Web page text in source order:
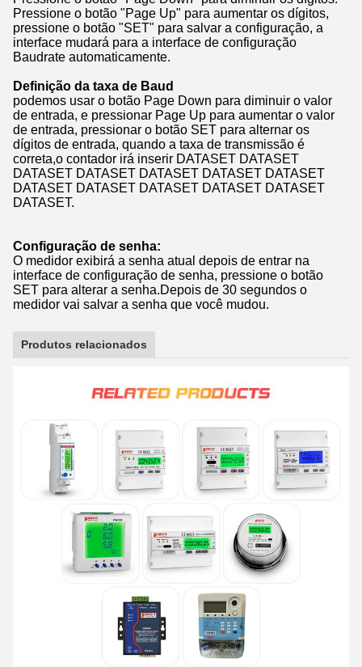
Pressione o botão "Page Up" para aumentar os dígitos,
pressione o botão "SET" para salvar a configuração, a
interface mudará para a interface de configuração
Baudrate automaticamente.
Definição da taxa de Baud
podemos usar o botão Page Down para diminuir o valor
de entrada, e pressionar Page Up para aumentar o valor
de entrada, pressionar o botão SET para alternar os
dígitos de entrada, quando a taxa de transmissão é
correta,o contador irá inserir DATASET DATASET
DATASET DATASET DATASET DATASET DATASET
DATASET DATASET DATASET DATASET DATASET
DATASET.
Configuração de senha:
O medidor exibirá a senha atual depois de entrar na
interface de configuração de senha, pressione o botão
SET para alterar a senha.Depois de 30 segundos o
medidor vai salvar a senha que você mudou.
Produtos relacionados